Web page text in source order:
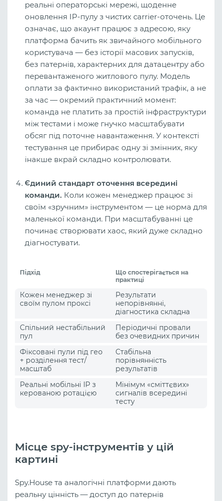
реальні операторські мережі, щоденне
оновлення IP-пулу з чистих carrier-оточень. Це
означає, що акаунт працює з адресою, яку
платформа бачить як звичайного мобільного
користувача — без історії масових запусків,
без патернів, характерних для датацентру або
перевантаженого житлового пулу. Модель
оплати за фактично використаний трафік, а не
за час — окремий практичний момент:
команда не платить за простій інфраструктури
між тестами і може гнучко масштабувати
обсяг під поточне навантаження. У контексті
тестування це прибирає одну зі змінних, яку
інакше вкрай складно контролювати.
Єдиний стандарт оточення всередині
команди. Коли кожен менеджер працює зі
своїм «зручним» інструментом — це норма для
маленької команди. При масштабуванні це
починає створювати хаос, який дуже складно
діагностувати.
Підхід
Що спостерігається на
практиці
Кожен менеджер зі
своїм пулом проксі
Результати
непорівнянні,
діагностика складна
Спільний нестабільний
пул
Періодичні провали
без очевидних причин
Фіксовані пули під гео
+ розділення тест/
масштаб
Стабільна
порівнянність
результатів
Реальні мобільні IP з
керованою ротацією
Мінімум «сміттєвих»
сигналів всередині
тесту
Місце spy-інструментів у цій
картині
Spy.House та аналогічні платформи дають
реальну цінність — доступ до патернів